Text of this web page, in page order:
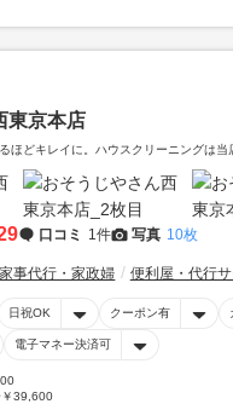
東京本店
ほどキレイに。ハウスクリーニングは当
口コミ 1件 写真 10枚
家事代行・家政婦 便利屋・代行
日祝OK クーポン有
電子マネー決済可
￥39,600